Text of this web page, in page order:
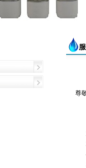
尊
感
一
1
2
3
4
5